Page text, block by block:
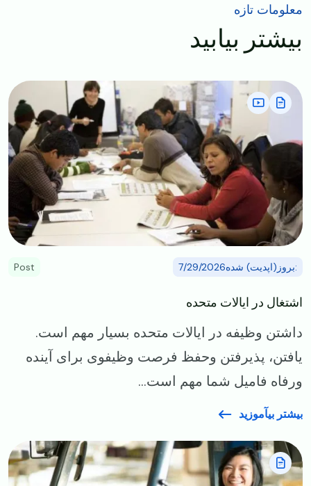
معلومات تازه
بیشتر بیابید
Image
:بروز(اپدیت) شده7/29/2026 Post
اشتغال در ایالات متحده
داشتن وظیفه در ایالات متحده بسیار مهم است.
یافتن، پذیرفتن وحفظ فرصت وظیفوی برای آینده
ورفاه فامیل شما مهم است...
بیشتر بیآموزید
Image